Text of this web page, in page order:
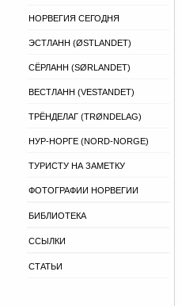
НОРВЕГИЯ СЕГОДНЯ
ЭСТЛАНН (ØSTLANDET)
СЁРЛАНН (SØRLANDET)
ВЕСТЛАНН (VESTANDET)
ТРЁНДЕЛАГ (TRØNDELAG)
НУР-НОРГЕ (NORD-NORGE)
ТУРИСТУ НА ЗАМЕТКУ
ФОТОГРАФИИ НОРВЕГИИ
БИБЛИОТЕКА
ССЫЛКИ
СТАТЬИ